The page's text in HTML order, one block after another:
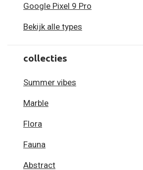
Google Pixel 9 Pro
Bekijk alle types
collecties
Summer vibes
Marble
Flora
Fauna
Abstract